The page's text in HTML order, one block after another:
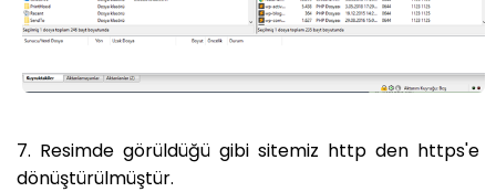
7. Resimde görüldüğü gibi sitemiz http den https'e
dönüştürülmüştür.